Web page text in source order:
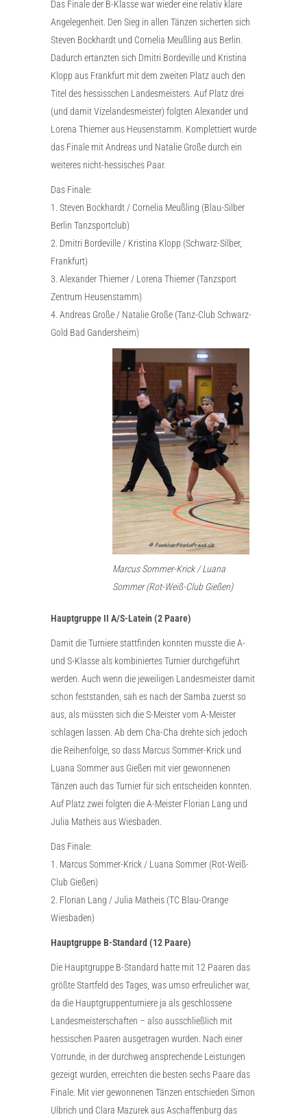
Das Finale der B-Klasse war wieder eine relativ klare
Angelegenheit. Den Sieg in allen Tänzen sicherten sich
Steven Bockhardt und Cornelia Meußling aus Berlin.
Dadurch ertanzten sich Dmitri Bordeville und Kristina
Klopp aus Frankfurt mit dem zweiten Platz auch den
Titel des hessisschen Landesmeisters. Auf Platz drei
(und damit Vizelandesmeister) folgten Alexander und
Lorena Thiemer aus Heusenstamm. Komplettiert wurde
das Finale mit Andreas und Natalie Große durch ein
weiteres nicht-hessisches Paar.
Das Finale:
1. Steven Bockhardt / Cornelia Meußling (Blau-Silber
Berlin Tanzsportclub)
2. Dmitri Bordeville / Kristina Klopp (Schwarz-Silber,
Frankfurt)
3. Alexander Thiemer / Lorena Thiemer (Tanzsport
Zentrum Heusenstamm)
4. Andreas Große / Natalie Große (Tanz-Club Schwarz-
Gold Bad Gandersheim)
Marcus Sommer-Krick / Luana
Sommer (Rot-Weiß-Club Gießen)
Hauptgruppe II A/S-Latein (2 Paare)
Damit die Turniere stattfinden konnten musste die A-
und S-Klasse als kombiniertes Turnier durchgeführt
werden. Auch wenn die jeweiligen Landesmeister damit
schon feststanden, sah es nach der Samba zuerst so
aus, als müssten sich die S-Meister vom A-Meister
schlagen lassen. Ab dem Cha-Cha drehte sich jedoch
die Reihenfolge, so dass Marcus Sommer-Krick und
Luana Sommer aus Gießen mit vier gewonnenen
Tänzen auch das Turnier für sich entscheiden konnten.
Auf Platz zwei folgten die A-Meister Florian Lang und
Julia Matheis aus Wiesbaden.
Das Finale:
1. Marcus Sommer-Krick / Luana Sommer (Rot-Weiß-
Club Gießen)
2. Florian Lang / Julia Matheis (TC Blau-Orange
Wiesbaden)
Hauptgruppe B-Standard (12 Paare)
Die Hauptgruppe B-Standard hatte mit 12 Paaren das
größte Startfeld des Tages, was umso erfreulicher war,
da die Hauptgruppenturniere ja als geschlossene
Landesmeisterschaften – also ausschließlich mit
hessischen Paaren ausgetragen wurden. Nach einer
Vorrunde, in der durchweg ansprechende Leistungen
gezeigt wurden, erreichten die besten sechs Paare das
Finale. Mit vier gewonnenen Tänzen entschieden Simon
Ulbrich und Clara Mazurek aus Aschaffenburg das